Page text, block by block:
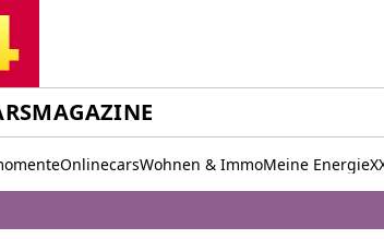
MAGAZINE
OnlinecarsWohnen & ImmoMeine Energie